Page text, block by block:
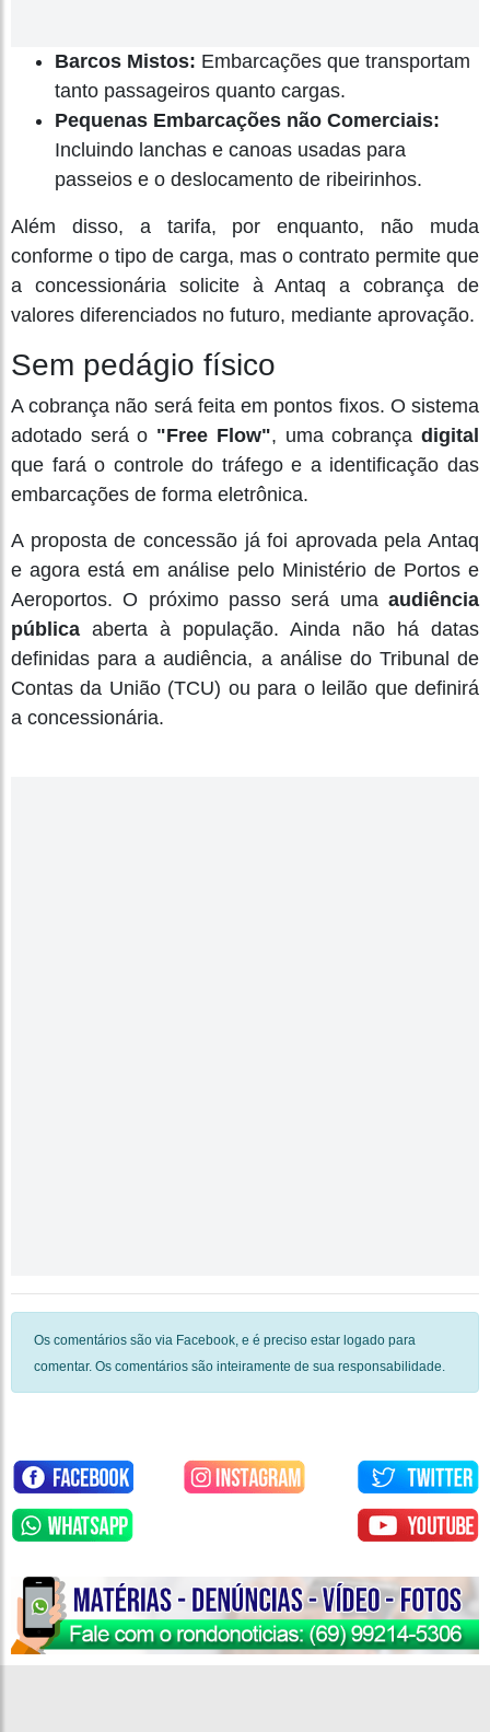
Barcos Mistos: Embarcações que transportam
tanto passageiros quanto cargas.
Pequenas Embarcações não Comerciais:
Incluindo lanchas e canoas usadas para
passeios e o deslocamento de ribeirinhos.
Além disso, a tarifa, por enquanto, não muda
conforme o tipo de carga, mas o contrato permite que
a concessionária solicite à Antaq a cobrança de
valores diferenciados no futuro, mediante aprovação.
Sem pedágio físico
A cobrança não será feita em pontos fixos. O sistema
adotado será o "Free Flow", uma cobrançadigital
que fará o controle do tráfego e a identificação das
embarcações de forma eletrônica.
A proposta de concessão já foi aprovada pela Antaq
e agora está em análise pelo Ministério de Portos e
Aeroportos. O próximo passo será uma audiência
pública aberta à população. Ainda não há datas
definidas para a audiência, a análise do Tribunal de
Contas da União (TCU) ou para o leilão que definirá
a concessionária.
Os comentários são via Facebook, e é preciso estar logado para
comentar. Os comentários são inteiramente de sua responsabilidade.